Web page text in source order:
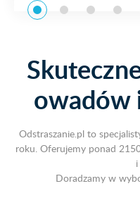
owadów
Odstraszanie.pl to
roku. Oferujemy ponad
Doradzamy w